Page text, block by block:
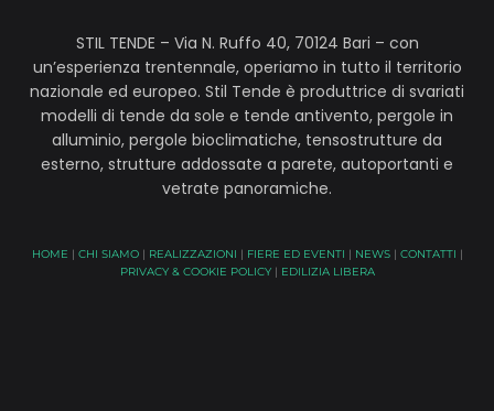
STIL TENDE – Via N. Ruffo 40, 70124 Bari – con
un’esperienza trentennale, operiamo in tutto il territorio
nazionale ed europeo. Stil Tende è produttrice di svariati
modelli di tende da sole e tende antivento, pergole in
alluminio, pergole bioclimatiche, tensostrutture da
esterno, strutture addossate a parete, autoportanti e
vetrate panoramiche.
HOME | CHI SIAMO| REALIZZAZIONI | FIERE ED EVENTI | NEWS| CONTATTI |
PRIVACY & COOKIE POLICY | EDILIZIA LIBERA